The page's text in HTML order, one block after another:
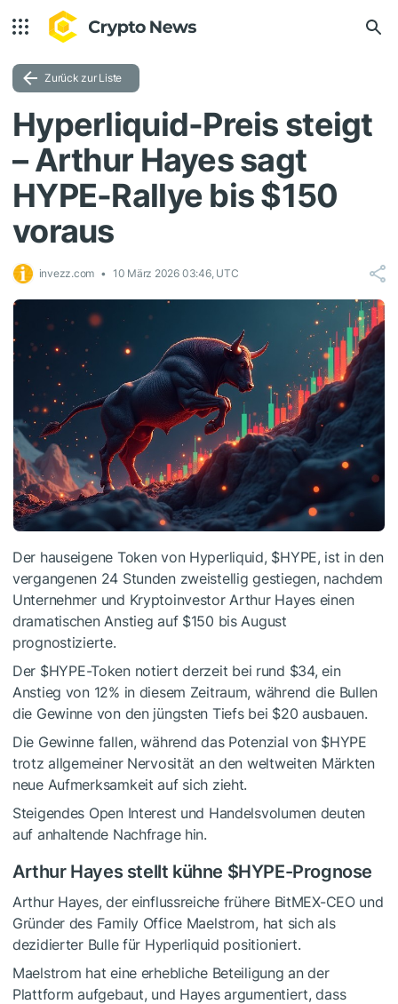
Zurück zur Liste
Hyperliquid-Preis steigt
– Arthur Hayes sagt
HYPE-Rallye bis $150
voraus
invezz.com 10 März 2026 03:46, UTC
Der hauseigene Token von Hyperliquid, $HYPE, ist in den
vergangenen 24 Stunden zweistellig gestiegen, nachdem
Unternehmer und Kryptoinvestor Arthur Hayes einen
dramatischen Anstieg auf $150 bis August
prognostizierte.
Der $HYPE-Token notiert derzeit bei rund $34, ein
Anstieg von 12% in diesem Zeitraum, während die Bullen
die Gewinne von den jüngsten Tiefs bei $20 ausbauen.
Die Gewinne fallen, während das Potenzial von $HYPE
trotz allgemeiner Nervosität an den weltweiten Märkten
neue Aufmerksamkeit auf sich zieht.
Steigendes Open Interest und Handelsvolumen deuten
auf anhaltende Nachfrage hin.
Arthur Hayes stellt kühne $HYPE-Prognose
Arthur Hayes, der einflussreiche frühere BitMEX-CEO und
Gründer des Family Office Maelstrom, hat sich als
dezidierter Bulle für Hyperliquid positioniert.
Maelstrom hat eine erhebliche Beteiligung an der
Plattform aufgebaut, und Hayes argumentiert, dass